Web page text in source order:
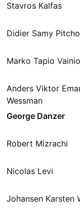
Stavros Kalfas
Didier Samy Pitcho
Marko Tapio Vainio
Anders Viktor
Wessman
George Danzer
Robert Mizrachi
Nicolas Levi
Johansen Karsten